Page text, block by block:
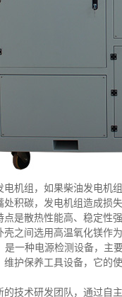
机组，如果柴油发电机
积碳，发电机组造成损
点是散热性能高、稳定性
之间选用高温氧化镁作
是一种电源检测设备，
维护保养工具设备，它的
的技术研发团队，通过自